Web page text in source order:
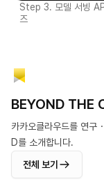
Step 3. 모델 서빙
즈
BEYOND THE
카카오클라우드를 연
D를 소개합니다.
전체 보기